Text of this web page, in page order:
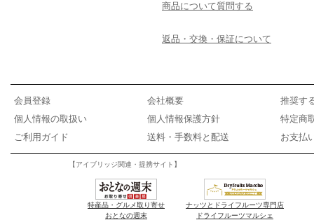
商品について質問する
返品・交換・保証について
会員登録 会社概要
推奨す
個人情報の取扱い
個人情報保護方針
特定商
ご利用ガイド
送料・手数料と配送 お支払
【アイブリッジ関連・提携サイト】
特産品・グルメ取り寄せ
おとなの週末
ナッツとドライフルーツ専門店
ドライフルーツマルシェ